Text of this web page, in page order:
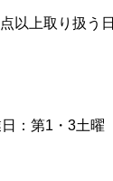
以上取り扱う
：第1・3土